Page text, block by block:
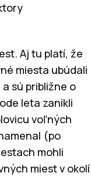
Aj tu platí, že
miesta ubúdali
sú približne o
leta zanikli
voľných
(po
mohli
miest v okolí